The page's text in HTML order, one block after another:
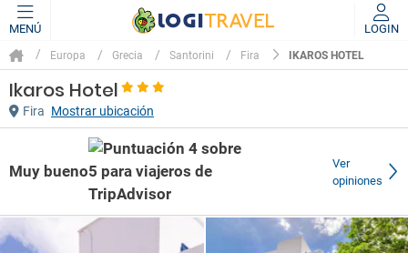
MENÚ LOGIN
Europa Grecia Santorini Fira IKAROS HOTEL
Ikaros Hotel
Fira Mostrar ubicación
Muy bueno
Ver
opiniones